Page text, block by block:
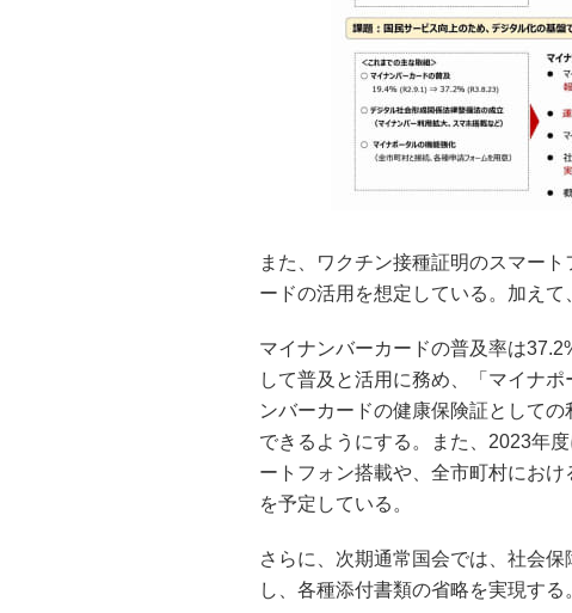
また、ワクチン接種証明のスマー
ードの活用を想定している。加えて
マイナンバーカードの普及率は
して普及と活用に務め、「マイナ
ンバーカードの健康保険証として
できるようにする。また、2023年
ートフォン搭載や、全市町村にお
を予定している。
さらに、次期通常国会では、社会
し、各種添付書類の省略を実現する